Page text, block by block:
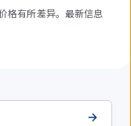
格有所差异。最新信息